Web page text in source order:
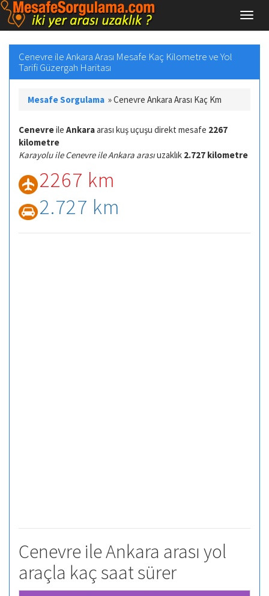
Cenevre ile Ankara Arası Mesafe Kaç Kilometre ve Yol
Tarifi Güzergah Haritası
Mesafe Sorgulama »Cenevre Ankara Arası Kaç Km
Cenevreile Ankaraarası kuş uçuşu direkt mesafe 2267
kilometre
Karayolu ile Cenevre ile Ankara arasıuzaklık 2.727 kilometre
2267 km
2.727 km
Cenevre ile Ankara arası yol
araçla kaç saat sürer